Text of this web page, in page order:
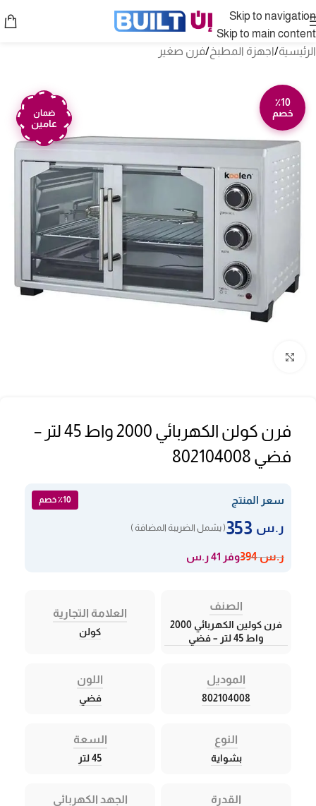
Skip to navigation
Skip to main content
الرئيسية/اجهزة المطبخ/فرن صغير
٪10
خصم
ضمان
عامين
فرن كولن الكهربائي 2000 واط 45 لتر –
فضي 802104008
سعر المنتج ٪10 خصم
ر.س ( يشمل الضريبة المضافة )
ر.س394 وفر 41 ر.س
الصنف
فرن كولين الكهربائي 2000
واط 45 لتر – فضي
العلامة التجارية
كولن
الموديل
802104008
اللون
فضي
النوع
بشواية
السعة
45 لتر
القدرة الجهد الكهربائي